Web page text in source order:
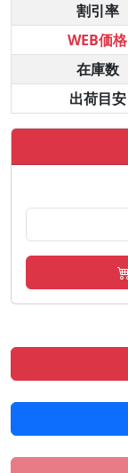
割引率
WEB価格
在庫数
出荷目安